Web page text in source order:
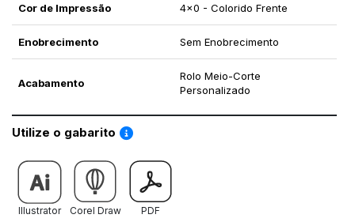
Cor de Impressão 4x0 - Colorido Frente
Enobrecimento Sem Enobrecimento
Acabamento
Rolo Meio-Corte
Personalizado
Utilize o gabarito Saiba como utilizar os nossos gabaritos
Illustrator Corel Draw PDF